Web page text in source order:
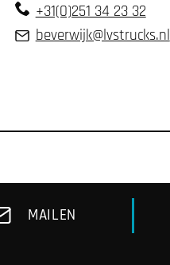
+31(0)251 34 23 32
beverwijk​@lvstrucks.nl
MAILEN